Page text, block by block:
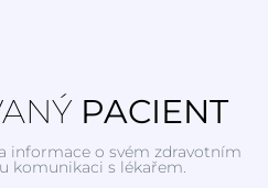
PACIENT
informace o svém zdravotním
komunikaci s lékařem.